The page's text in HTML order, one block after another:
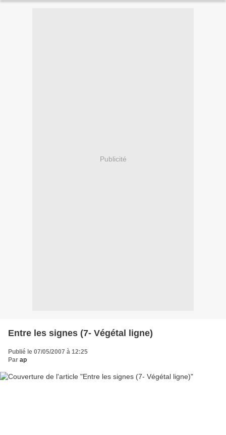
Publicité
Entre les signes (7- Végétal ligne)
Publié le 07/05/2007 à 12:25
Par ap